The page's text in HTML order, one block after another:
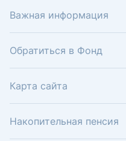
Важная информация
Обратиться в Фонд
Карта сайта
Накопительная пенсия